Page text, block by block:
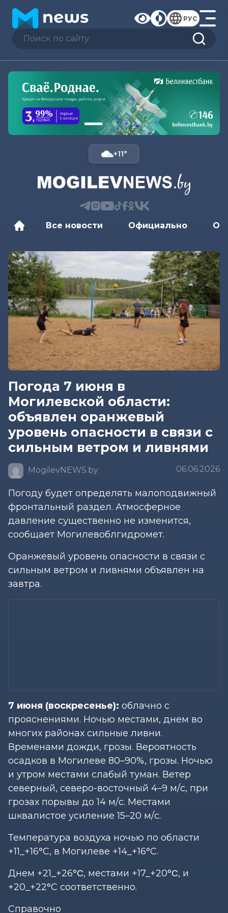
РУС
+11°
Все новости Официально
Погода 7 июня в
Могилевской области:
объявлен оранжевый
уровень опасности в связи с
сильным ветром и ливнями
MogilevNEWS.by 06.06.2026
Погоду будет определять малоподвижный
фронтальный раздел. Атмосферное
давление существенно не изменится,
сообщает Могилевоблгидромет.
Оранжевый уровень опасности в связи с
сильным ветром и ливнями объявлен на
завтра.
7 июня (воскресенье): облачно с
прояснениями. Ночью местами, днем во
многих районах сильные ливни.
Временами дожди, грозы. Вероятность
осадков в Могилеве 80–90%, грозы. Ночью
и утром местами слабый туман. Ветер
северный, северо-восточный 4–9 м/с, при
грозах порывы до 14 м/с. Местами
шквалистое усиление 15–20 м/с.
Температура воздуха ночью по области
+11_+16°С, в Могилеве +14_+16°С.
Днем +21_+26°Ϲ, местами +17_+20°Ϲ, и
+20_+22°С соответственно.
Справочно